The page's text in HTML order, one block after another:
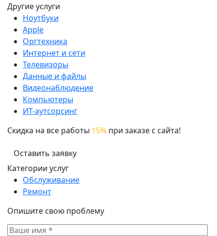
Другие услуги
Ноутбуки
Apple
Оргтехника
Интернет и сети
Телевизоры
Данные и файлы
Видеонаблюдение
Компьютеры
ИТ-аутсорсинг
Скидка на все работы 15% при заказе с сайта!
Оставить заявку
Категории услуг
Обслуживание
Ремонт
Опишите свою проблему